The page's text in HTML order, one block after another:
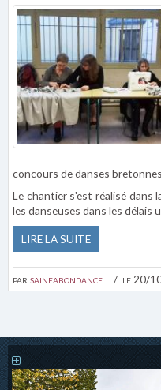
par saineabondance le 20/
concours de danses
Le chantier s'est réalisé dans
les danseuses dans les délais
LIRE LA SUITE